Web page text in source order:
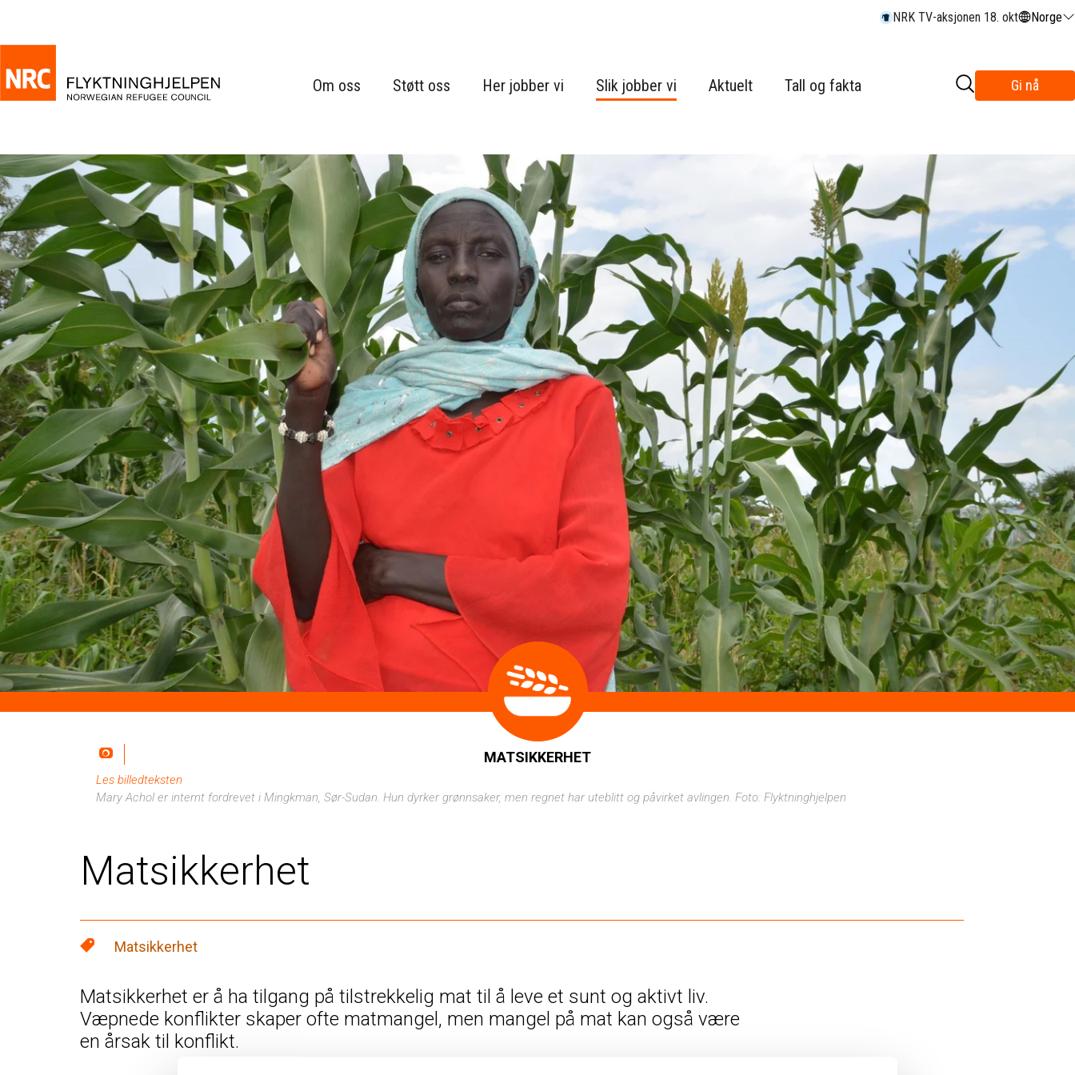
NRK TV-aksjonen 18. okt Norge
Om oss Støtt oss Her jobber vi Slik jobber vi Aktuelt Tall og fakta Gi nå
MATSIKKERHET
Les billedteksten
Mary Achol er internt fordrevet i Mingkman, Sør-Sudan. Hun dyrker grønnsaker, men regnet har uteblitt og påvirket avlingen. Foto: Flyktninghjelpen
Matsikkerhet
Matsikkerhet
Matsikkerhet er å ha tilgang på tilstrekkelig mat til å leve et sunt og aktivt liv.
Væpnede konflikter skaper ofte matmangel, men mangel på mat kan også være
en årsak til konflikt.